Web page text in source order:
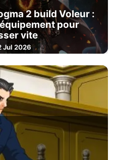
2 build Voleur :
pour
vite
Jul 2026